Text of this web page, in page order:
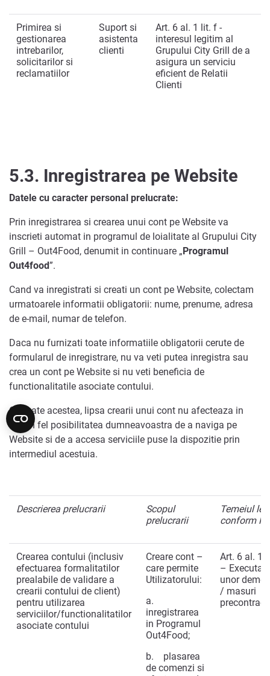
Primirea si
gestionarea
intrebarilor,
solicitarilor si
reclamatiilor
Suport si
asistenta
clienti
Art. 6 al. 1 lit. f -
interesul legitim al
Grupului City Grill de a
asigura un serviciu
eficient de Relatii
Clienti
5.3. Inregistrarea pe Website
Datele cu caracter personal prelucrate:
Prin inregistrarea si crearea unui cont pe Website va
inscrieti automat in programul de loialitate al Grupului City
Grill – Out4Food, denumit in continuare „Programul
Out4food”.
Cand va inregistrati si creati un cont pe Website, colectam
urmatoarele informatii obligatorii: nume, prenume, adresa
de e-mail, numar de telefon.
Daca nu furnizati toate informatiile obligatorii cerute de
formularul de inregistrare, nu va veti putea inregistra sau
crea un cont pe Website si nu veti beneficia de
functionalitatile asociate contului.
Cu toate acestea, lipsa crearii unui cont nu afecteaza in
niciun fel posibilitatea dumneavoastra de a naviga pe
Website si de a accesa serviciile puse la dispozitie prin
intermediul acestuia.
Descrierea prelucrarii
Scopul
prelucrarii
Temeiul
conform
Crearea contului (inclusiv
efectuarea formalitatilor
prealabile de validare a
crearii contului de client)
pentru utilizarea
serviciilor/functionalitatilor
asociate contului
Creare cont –
care permite
Utilizatorului:
a.
inregistrarea
in Programul
Out4Food;
b. plasarea
de comenzi si
Art. 6 al. 1
–
unor
/ masuri